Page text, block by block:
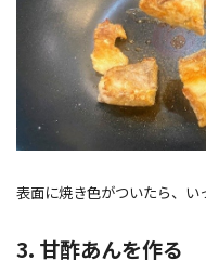
表面に焼き色がついたら、い
3. 甘酢あんを作る